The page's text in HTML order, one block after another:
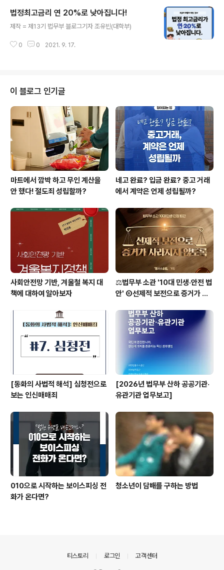
법정최고금리 연 20%로 낮아집니다!
제작 = 제13기 법무부 블로그기자 조유빈(대학부)
0 0 2021. 9. 17.
이 블로그 인기글
마트에서 깜박 하고 무인 계산을
안 했다! 절도죄 성립할까?
네고 완료? 입금 완료? 중고 거래
에서 계약은 언제 성립될까?
사회안전망 기반, 겨울철 복지 대
책에 대하여 알아보자
⚖️법무부 소관 '10대 민생·안전 법
안' ⑥선제적 보전으로 증거가 사
[동화의 사법적 해석] 심청전으로
보는 인신매매죄
[2026년 법무부 산하 공공기관·
유관기관 업무보고]
010으로 시작하는 보이스피싱 전
화가 온다면?
청소년이 담배를 구하는 방법
티스토리 로그인 고객센터